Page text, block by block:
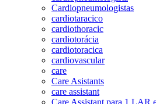
Cardiopneumologistas
cardiotaracico
cardiothoracic
cardiotorácia
cardiotoracica
cardiovascular
care
Care Asistants
care assistant
Care Assistant para 1 LAR